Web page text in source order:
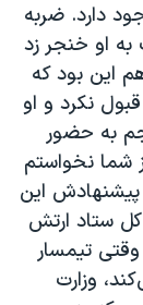
دارد. ضربه
به او خنجر زد
این بود که
نکرد و او
به حضور
شما نخواستم
پیشنهادش این
ستاد ارتش
تیمسار
وزارت